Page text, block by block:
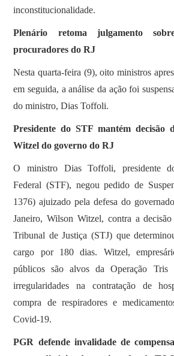
inconstitucionalidade.
Plenário retoma julgamento
procuradores do RJ
Nesta quarta-feira (9), oito ministros
em seguida, a análise da ação foi
do ministro, Dias Toffoli.
Presidente do STF mantém decisão
Witzel do governo do RJ
O ministro Dias Toffoli, presidente
Federal (STF), negou pedido de
1376) ajuizado pela defesa do
Janeiro, Wilson Witzel, contra a
Tribunal de Justiça (STJ) que
cargo por 180 dias. Witzel,
públicos são alvos da Operação
irregularidades na contratação de
compra de respiradores e
Covid-19.
PGR defende invalidade de